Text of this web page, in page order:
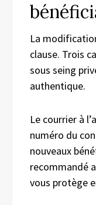
La
clause. Trois
sous seing
authentique.
Le courrier à
numéro du
nouveaux
recommandé
vous protège